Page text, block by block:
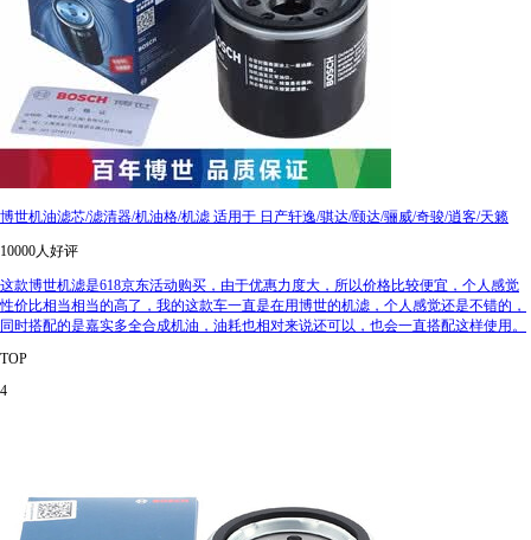
博世机油滤芯/滤清器/机油格/机滤 适用于 日产轩逸/骐达/颐达/骊威/奇骏/逍客/天籁
10000人好评
这款博世机滤是618京东活动购买，由于优惠力度大，所以价格比较便宜，个人感觉
性价比相当相当的高了，我的这款车一直是在用博世的机滤，个人感觉还是不错的，
同时搭配的是嘉实多全合成机油，油耗也相对来说还可以，也会一直搭配这样使用。
TOP
4